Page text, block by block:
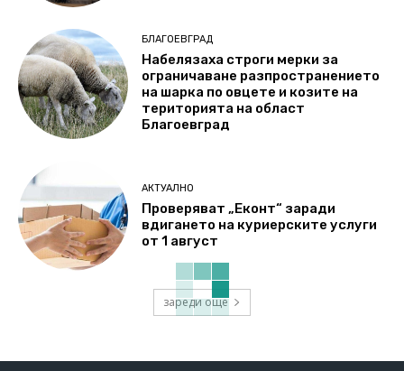
БЛАГОЕВГРАД
Набелязаха строги мерки за
ограничаване разпространението
на шарка по овцете и козите на
територията на област
Благоевград
АКТУАЛНО
Проверяват „Еконт“ заради
вдигането на куриерските услуги
от 1 август
зареди още